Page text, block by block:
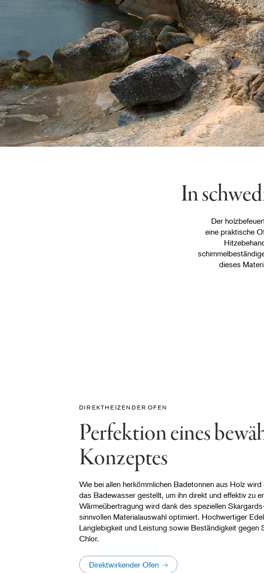
In
Der
eine praktische
dieses
DIREKTHEIZENDER OFEN
Perfektion eines
Konzeptes
Wie bei allen herkömmlichen Badetonnen aus Holz wird
das Badewasser gestellt, um ihn direkt und effektiv zu
Wärmeübertragung wird dank des speziellen
sinnvollen Materialauswahl optimiert. Hochwertiger
Langlebigkeit und Leistung sowie Beständigkeit gegen
Chlor.
Direktwirkender Ofen